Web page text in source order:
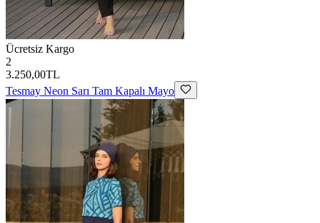
Ücretsiz Kargo
2
3.250,00TL
Tesmay Neon Sarı Tam Kapalı Mayo